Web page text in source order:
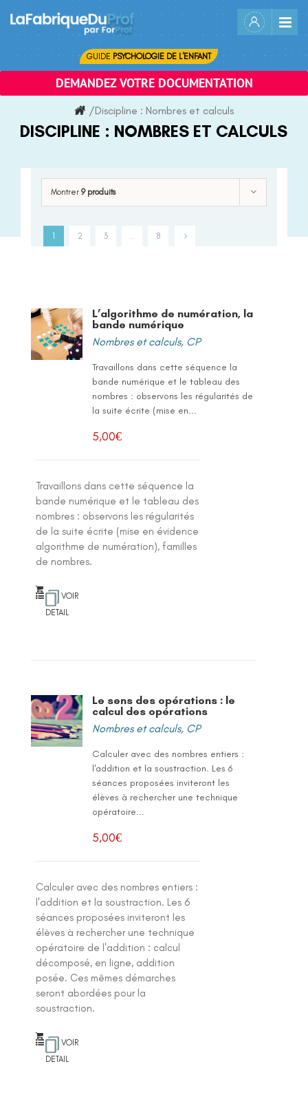
content
GUIDE PSYCHOLOGIE DE L'ENFANT
DEMANDEZ VOTRE DOCUMENTATION
/Discipline : Nombres et calculs
DISCIPLINE : NOMBRES ET CALCULS
Montrer 9 produits
1 2 3 8
L’algorithme de numération, la
bande numérique
Nombres et calculs, CP
Travaillons dans cette séquence la
bande numérique et le tableau des
nombres : observons les régularités de
la suite écrite (mise en...
5,00€
Travaillons dans cette séquence la
bande numérique et le tableau des
nombres : observons les régularités
de la suite écrite (mise en évidence
algorithme de numération), familles
de nombres.
VOIR
DETAIL
Le sens des opérations : le
calcul des opérations
Nombres et calculs, CP
Calculer avec des nombres entiers :
l'addition et la soustraction. Les 6
séances proposées inviteront les
élèves à rechercher une technique
opératoire...
5,00€
Calculer avec des nombres entiers :
l'addition et la soustraction. Les 6
séances proposées inviteront les
élèves à rechercher une technique
opératoire de l'addition : calcul
décomposé, en ligne, addition
posée. Ces mêmes démarches
seront abordées pour la
soustraction.
VOIR
DETAIL